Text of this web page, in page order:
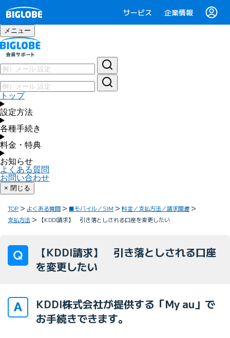
サービス 企業情報
メニュー
トップ
設定方法
各種手続き
料金・特典
お知らせ
よくある質問
お問い合わせ
× 閉じる
TOP よくある質問 ■モバイル／SIM
料金／支払方法／請求関連
支払方法
【KDDI請求】 引き落としされる口座を変更したい
【KDDI請求】 引き落としされる口座
を変更したい
KDDI株式会社が提供する「My au」で
お手続きできます。